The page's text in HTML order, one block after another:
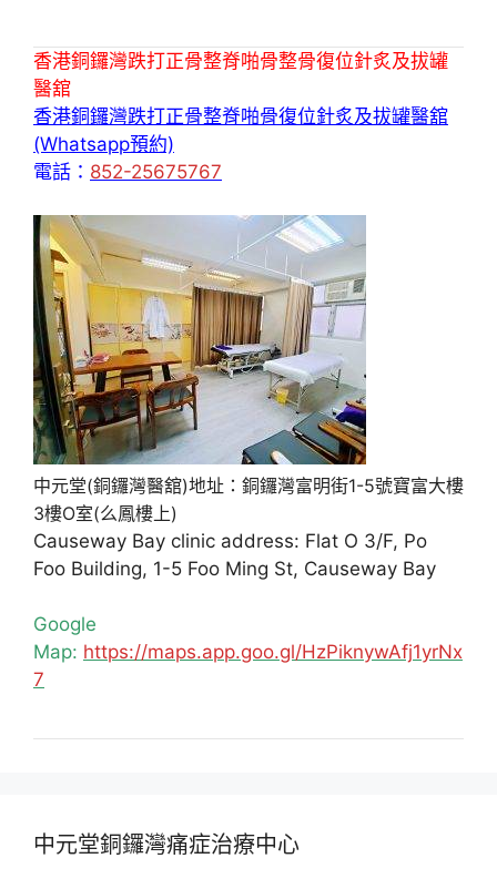
香港銅鑼灣跌打正骨整脊啪骨整骨復位針炙及拔罐
醫舘
香港銅鑼灣跌打正骨整脊啪骨復位針炙及拔罐醫舘
(Whatsapp預約)
電話： 852-25675767
中元堂(銅鑼灣醫舘)地址：銅鑼灣富明街1-5號寶富大樓
3樓O室(么鳳樓上)
Causeway Bay clinic address: Flat O 3/F, Po
Foo Building, 1-5 Foo Ming St, Causeway Bay
Google
Map: https://maps.app.goo.gl/HzPiknywAfj1yrNx
7
中元堂銅鑼灣痛症治療中心